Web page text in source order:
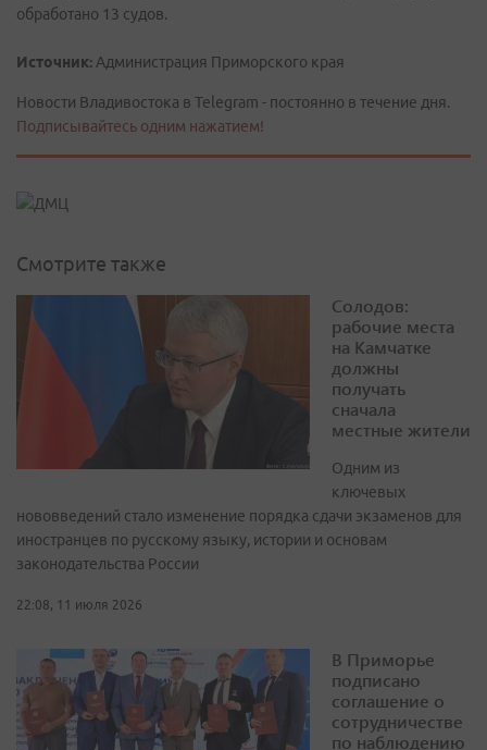
обработано 13 судов.
Источник: Администрация Приморского края
Новости Владивостока в Telegram - постоянно в течение дня.
Подписывайтесь одним нажатием!
Смотрите также
Солодов:
рабочие места
на Камчатке
должны
получать
сначала
местные жители
Одним из
ключевых
нововведений стало изменение порядка сдачи экзаменов для
иностранцев по русскому языку, истории и основам
законодательства России
22:08, 11 июля 2026
В Приморье
подписано
соглашение о
сотрудничестве
по наблюдению